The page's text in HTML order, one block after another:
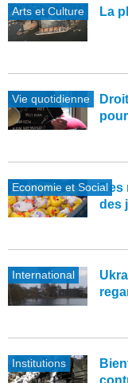
Arts et Culture La
Vie quotidienne
Economie et SocialDes
des
International
Institutions